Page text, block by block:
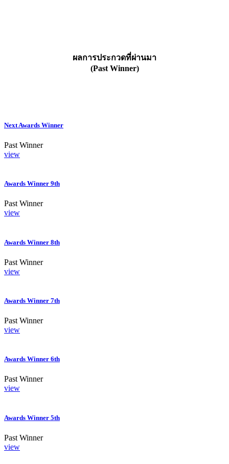
ผลการประกวดที่ผ่านมา
(Past Winner)
Next Awards Winner
Past Winner
view
Awards Winner 9th
Past Winner
view
Awards Winner 8th
Past Winner
view
Awards Winner 7th
Past Winner
view
Awards Winner 6th
Past Winner
view
Awards Winner 5th
Past Winner
view